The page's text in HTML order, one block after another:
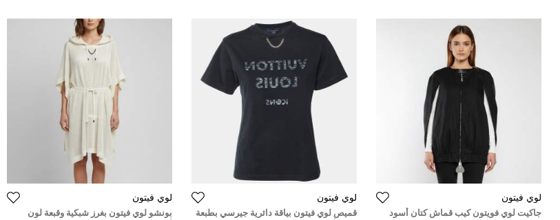
لوي فيتون
جاكيت لوي فويتون كيب قماش كتان أسود
لوي فيتون
قميص لوي فيتون بياقة دائرية جيرسي بطبعة
لوي فيتون
بونشو لوي فيتون بغرز شبكية وقبعة لون